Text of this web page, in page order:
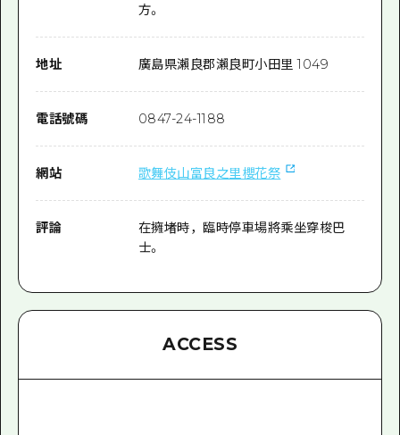
方。
地址 廣島県瀨良郡瀨良町小田里 1049
電話號碼 0847-24-1188
網站 歌舞伎山富良之里櫻花祭
評論
在擁堵時，臨時停車場將乘坐穿梭巴
士。
ACCESS